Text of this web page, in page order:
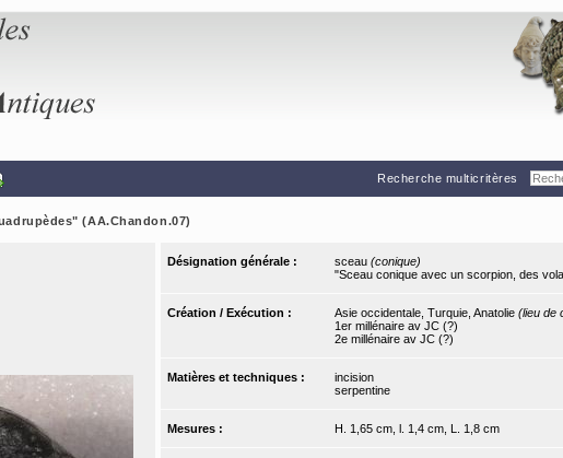
Recherche multicritères
(AA.Chandon.07)
Désignation générale : sceau (conique)
"Sceau conique avec un scorpion, des
Création / Exécution : Asie occidentale, Turquie, Anatolie (lieu de
1er millénaire av JC (?)
2e millénaire av JC (?)
Matières et techniques :
incision
serpentine
Mesures : H. 1,65 cm, l. 1,4 cm, L. 1,8 cm